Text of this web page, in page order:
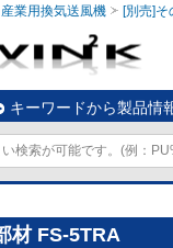
産業用換気送風機 [別売]そ
キーワードから製品情
材 FS-5TRA